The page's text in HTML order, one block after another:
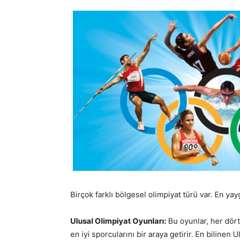
Birçok farklı bölgesel olimpiyat türü var. En
Ulusal Olimpiyat Oyunları: Bu oyunlar, her
en iyi sporcularını bir araya getirir. En bilinen